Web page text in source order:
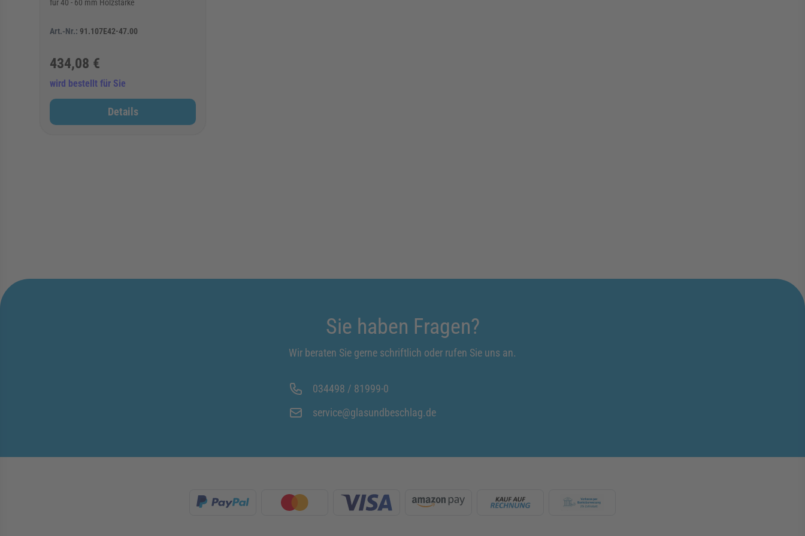
für 40 - 60 mm Holzstärke
Art.-Nr.: 91.107E42-47.00
434,08 €
wird bestellt für Sie
Details
Sie haben Fragen?
Wir beraten Sie gerne schriftlich oder rufen Sie uns an.
034498 / 81999-0
service@glasundbeschlag.de